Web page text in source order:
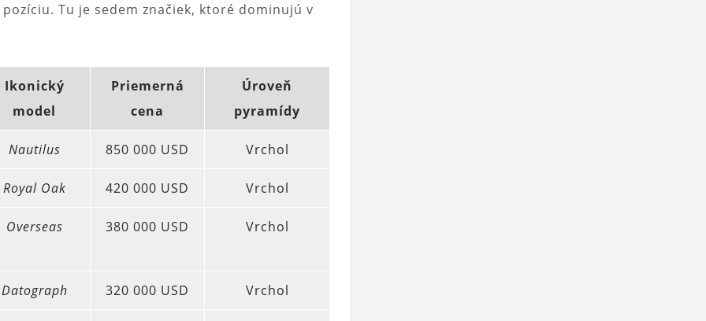
Tu je sedem značiek, ktoré dominujú v
Ikonický
model
Priemerná
cena
Úroveň
pyramídy
Nautilus 850 000 USD Vrchol
Royal Oak 420 000 USD Vrchol
Overseas 380 000 USD Vrchol
Datograph 320 000 USD Vrchol